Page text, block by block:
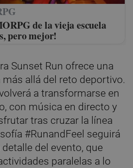
de la vieja escuela
pero mejor!
Sunset Run ofrece una
allá del reto deportivo.
a transformarse en
con música en directo y
tras cruzar la línea
#RunandFeel seguirá
del evento, que
paralelas a lo